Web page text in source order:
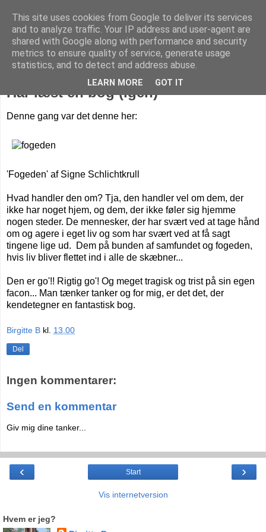
Livet på Vestegnen
Har læst en bog (igen)
Denne gang var det denne her:
'Fogeden' af Signe Schlichtkrull
Hvad handler den om? Tja, den handler vel om dem, der
ikke har noget hjem, og dem, der ikke føler sig hjemme
nogen steder. De mennesker, der har svært ved at tage hånd
om og agere i eget liv og som har svært ved at få sagt
tingene lige ud. Dem på bunden af samfundet og fogeden,
hvis liv bliver flettet ind i alle de skæbner...
Den er go'!! Rigtig go'! Og meget tragisk og trist på sin egen
facon... Man tænker tanker og for mig, er det det, der
kendetegner en fantastisk bog.
Birgitte B kl. 13.00
Del
Ingen kommentarer:
Send en kommentar
Giv mig dine tanker...
‹ ›
Start
Vis internetversion
Hvem er jeg?
This site uses cookies from Google to deliver its services
and to analyze traffic. Your IP address and user-agent are
shared with Google along with performance and security
metrics to ensure quality of service, generate usage
statistics, and to detect and address abuse.
LEARN MORE GOT IT